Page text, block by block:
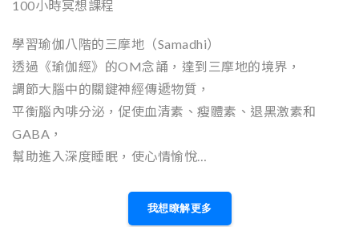
100小時冥想課程
學習瑜伽八階的三摩地（Samadhi）
透過《瑜伽經》的OM念誦，達到三摩地的境界，
調節大腦中的關鍵神經傳遞物質，
平衡腦內啡分泌，促使血清素、瘦體素、退黑激素和
GABA，
幫助進入深度睡眠，使心情愉悅…
我想瞭解更多